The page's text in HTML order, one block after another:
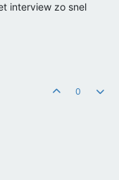
interview zo snel
0